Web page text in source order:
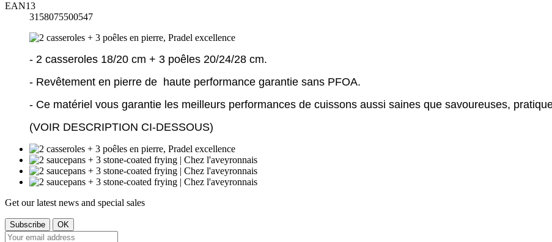
EAN13
3158075500547
- 2 casseroles 18/20 cm + 3 poêles 20/24/28 cm.
- Revêtement en pierre de haute performance garantie sans PFOA.
- Ce matériel vous garantie les meilleurs performances de cuissons aussi saines que savoureuses,
(VOIR DESCRIPTION CI-DESSOUS)
Get our latest news and special sales